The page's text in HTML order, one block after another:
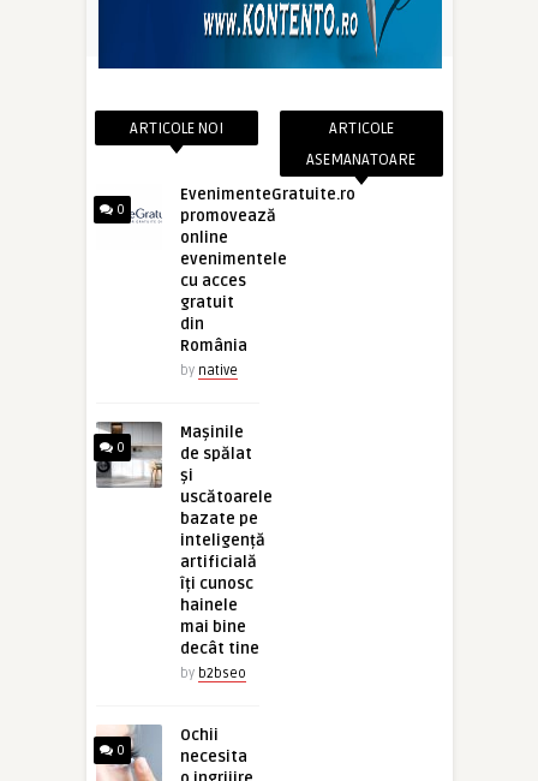
ARTICOLE NOI
0
EvenimenteGratuite.ro
promovează
online
evenimentele
cu acces
gratuit
din
România
by native
0
Mașinile
de spălat
și
uscătoarele
bazate pe
inteligență
artificială
îți cunosc
hainele
mai bine
decât tine
by b2bseo
0
Ochii
necesita
ARTICOLE
ASEMANATOARE